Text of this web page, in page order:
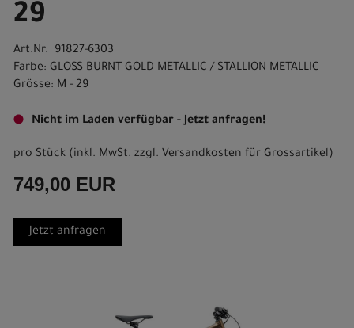
29
Art.Nr. 91827-6303
Farbe: GLOSS BURNT GOLD METALLIC / STALLION METALLIC
Grösse: M - 29
Nicht im Laden verfügbar - Jetzt anfragen!
pro Stück (inkl. MwSt. zzgl. Versandkosten für Grossartikel)
749,00 EUR
Jetzt anfragen